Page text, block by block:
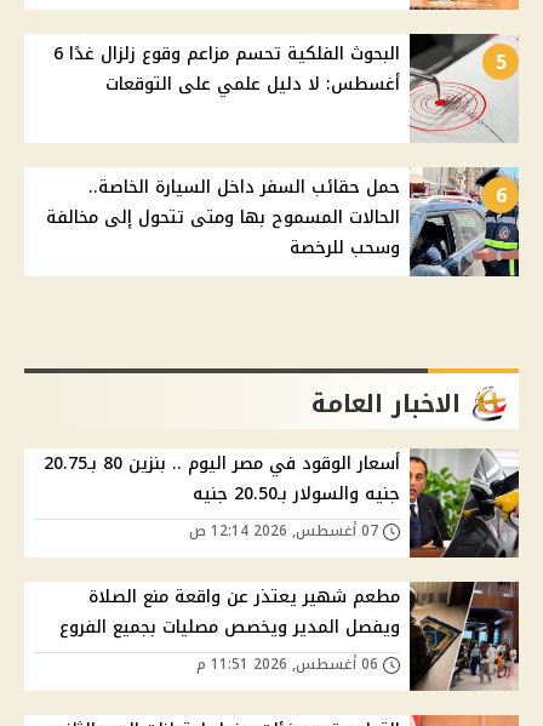
5
البحوث الفلكية تحسم مزاعم وقوع زلزال غدًا 6
أغسطس: لا دليل علمي على التوقعات
6
حمل حقائب السفر داخل السيارة الخاصة..
الحالات المسموح بها ومتى تتحول إلى مخالفة
وسحب للرخصة
الاخبار العامة
أسعار الوقود في مصر اليوم .. بنزين 80 بـ20.75
جنيه والسولار بـ20.50 جنيه
مطعم شهير يعتذر عن واقعة منع الصلاة
ويفصل المدير ويخصص مصليات بجميع الفروع